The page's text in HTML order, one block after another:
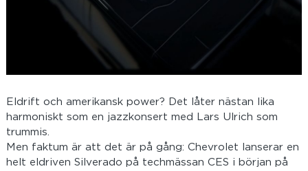
Eldrift och amerikansk power? Det låter nästan lika
harmoniskt som en jazzkonsert med Lars Ulrich som
trummis.
Men faktum är att det är på gång: Chevrolet lanserar en
helt eldriven Silverado på techmässan CES i början på